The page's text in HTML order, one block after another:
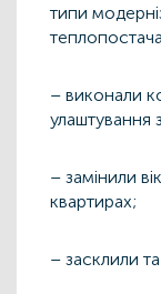
типи
– виконали
улаштування
– замінили
квартирах;
– засклили